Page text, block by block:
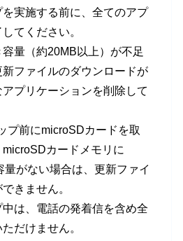
を実施する前に、全てのアプ
てください。
容量（約20MB以上）が不足
ファイルのダウンロードが
プリケーションを削除して
プ前にmicroSDカードを取
カードメモリに
がない場合は、更新ファイ
きません。
中は、電話の発着信を含め全
だけません。